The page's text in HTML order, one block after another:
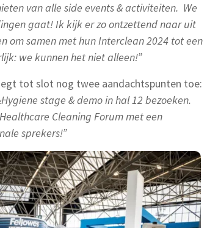
van alle side events & activiteiten. We
gaat! Ik kijk er zo ontzettend naar uit
om samen met hun Interclean 2024 tot een
we kunnen het niet alleen!”
tot slot nog twee aandachtspunten toe:
stage & demo in hal 12 bezoeken.
Cleaning Forum met een
sprekers!”